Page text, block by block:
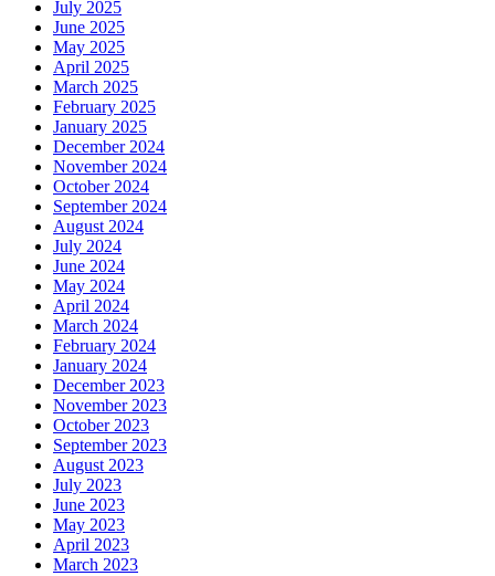
July 2025
June 2025
May 2025
April 2025
March 2025
February 2025
January 2025
December 2024
November 2024
October 2024
September 2024
August 2024
July 2024
June 2024
May 2024
April 2024
March 2024
February 2024
January 2024
December 2023
November 2023
October 2023
September 2023
August 2023
July 2023
June 2023
May 2023
April 2023
March 2023